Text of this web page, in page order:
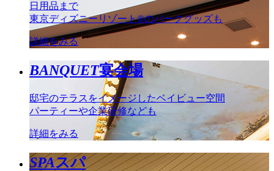
日用品まで
東京ディズニーリゾート®のパークグッズも
詳細をみる
BANQUET宴会場
邸宅のテラスをイメージしたベイビュー空間
パーティーや企業研修なども
詳細をみる
SPAスパ